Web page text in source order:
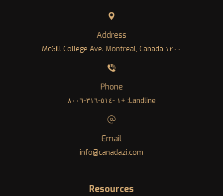
Address
١٢٠٠ McGill College Ave. Montreal, Canada
Phone
Landline: +١ -٥١٤-٣١٦-٨٠٠٦
Email
info@canadazi.com
Resources